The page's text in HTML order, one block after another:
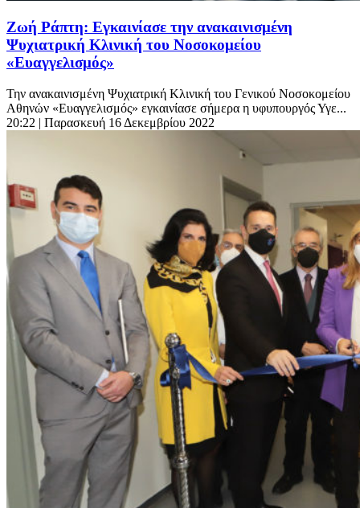
Ζωή Ράπτη: Εγκαινίασε την ανακαινισμένη
Ψυχιατρική Κλινική του Νοσοκομείου
«Ευαγγελισμός»
Την ανακαινισμένη Ψυχιατρική Κλινική του Γενικού Νοσοκομείου
Αθηνών «Ευαγγελισμός» εγκαινίασε σήμερα η υφυπουργός Υγε...
20:22 | Παρασκευή 16 Δεκεμβρίου 2022